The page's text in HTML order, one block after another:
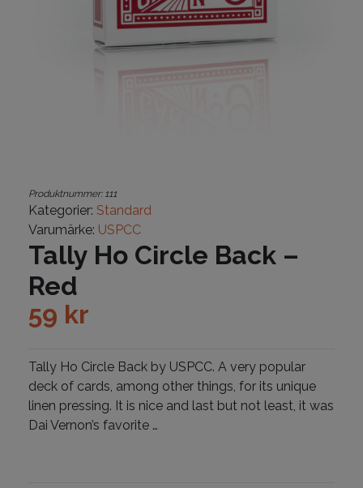
Produktnummer: 111
Kategorier: Standard
Varumärke: USPCC
Tally Ho Circle Back –
Red
59 kr
Tally Ho Circle Back by USPCC. A very popular
deck of cards, among other things, for its unique
linen pressing. It is nice and last but not least, it was
Dai Vernon’s favorite …